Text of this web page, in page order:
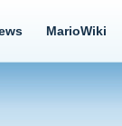
MarioWiki